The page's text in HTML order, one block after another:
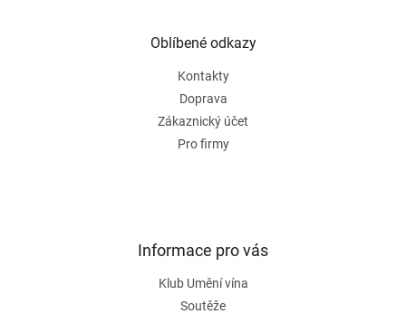
Oblíbené odkazy
Kontakty
Doprava
Zákaznický účet
Pro firmy
Informace pro vás
Klub Umění vína
Soutěže